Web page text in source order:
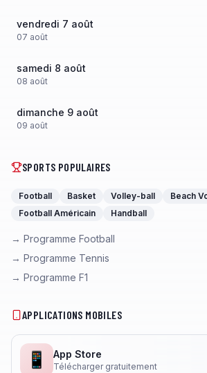
vendredi 7 août
07 août
samedi 8 août
08 août
dimanche 9 août
09 août
SPORTS POPULAIRES
Football Basket Volley-ball
Beach
Football Américain
Handball
→ Programme Football
→ Programme Tennis
→ Programme F1
APPLICATIONS MOBILES
📱 App Store
Télécharger gratuitement